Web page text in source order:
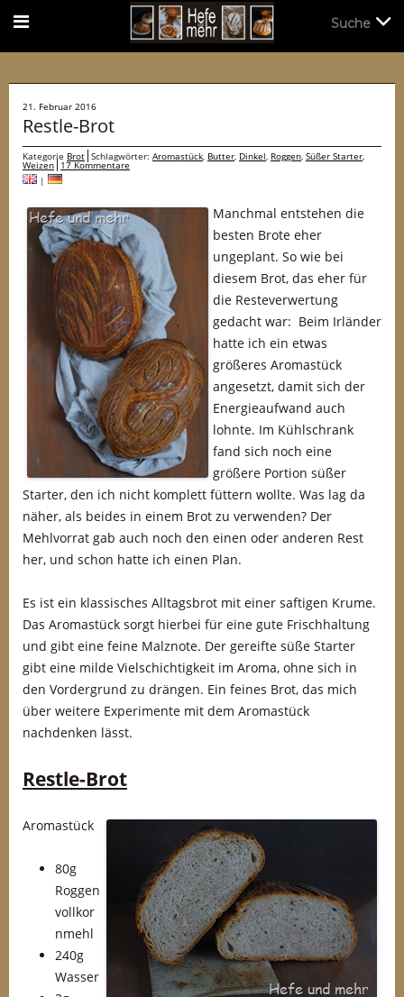
21. Februar 2016
Restle-Brot
Kategorie Brot Schlagwörter: Aromastück, Butter, Dinkel, Roggen, Süßer Starter,
Weizen 17 Kommentare
|
Manchmal entstehen die
besten Brote eher
ungeplant. So wie bei
diesem Brot, das eher für
die Resteverwertung
gedacht war: Beim Irländer
hatte ich ein etwas
größeres Aromastück
angesetzt, damit sich der
Energieaufwand auch
lohnte. Im Kühlschrank
fand sich noch eine
größere Portion süßer
Starter, den ich nicht komplett füttern wollte. Was lag da
näher, als beides in einem Brot zu verwenden? Der
Mehlvorrat gab auch noch den einen oder anderen Rest
her, und schon hatte ich einen Plan.
Es ist ein klassisches Alltagsbrot mit einer saftigen Krume.
Das Aromastück sorgt hierbei für eine gute Frischhaltung
und gibt eine feine Malznote. Der gereifte süße Starter
gibt eine milde Vielschichtigkeit im Aroma, ohne sich in
den Vordergrund zu drängen. Ein feines Brot, das mich
über weitere Experimente mit dem Aromastück
nachdenken lässt.
Restle-Brot
Aromastück
80g
Roggen
vollkor
nmehl
240g
Wasser
Suche
Suche